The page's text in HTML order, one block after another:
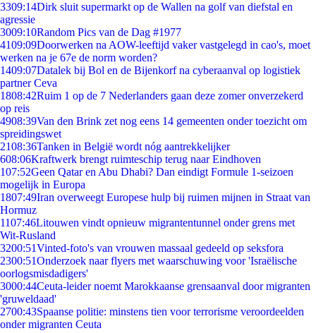
3309:14Dirk sluit supermarkt op de Wallen na golf van diefstal en
agressie
3009:10Random Pics van de Dag #1977
4109:09Doorwerken na AOW-leeftijd vaker vastgelegd in cao's, moet
werken na je 67e de norm worden?
1409:07Datalek bij Bol en de Bijenkorf na cyberaanval op logistiek
partner Ceva
1808:42Ruim 1 op de 7 Nederlanders gaan deze zomer onverzekerd
op reis
4908:39Van den Brink zet nog eens 14 gemeenten onder toezicht om
spreidingswet
2108:36Tanken in België wordt nóg aantrekkelijker
608:06Kraftwerk brengt ruimteschip terug naar Eindhoven
107:52Geen Qatar en Abu Dhabi? Dan eindigt Formule 1-seizoen
mogelijk in Europa
1807:49Iran overweegt Europese hulp bij ruimen mijnen in Straat van
Hormuz
1107:46Litouwen vindt opnieuw migrantentunnel onder grens met
Wit-Rusland
3200:51Vinted-foto's van vrouwen massaal gedeeld op seksfora
2300:51Onderzoek naar flyers met waarschuwing voor 'Israëlische
oorlogsmisdadigers'
3000:44Ceuta-leider noemt Marokkaanse grensaanval door migranten
'gruweldaad'
2700:43Spaanse politie: minstens tien voor terrorisme veroordeelden
onder migranten Ceuta